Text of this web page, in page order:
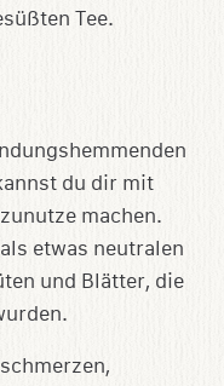
Tee.
du dir mit
zunutze machen.
etwas neutralen
und Blätter, die